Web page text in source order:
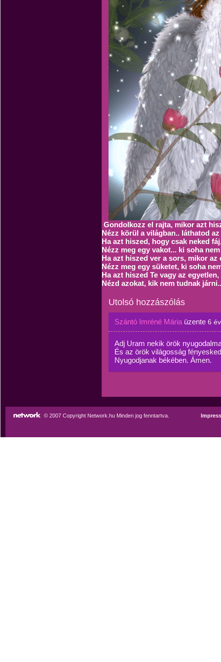
Gondolkozz el rajta, mikor azt
Nézz körül a világban.. láthatod
Ha azt hiszed, hogy csak neked
Nézz meg egy vakot... ki soha
Ha azt hiszed ver a sors, mikor
Nézz meg egy süketet, ki soha
Ha azt hiszed Te vagy az
Nézd azokat, kik nem tudnak járni..
Utolsó hozzászólás
Szántó Imréné Mária üzente 6
Adj Uram nekik örök
És az örök világosság
Nyugodjanak békében. Ámen.
© 2007 Copyright Network.hu Minden jog fenntartva.